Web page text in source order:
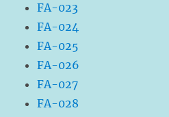
FA-023
FA-024
FA-025
FA-026
FA-027
FA-028